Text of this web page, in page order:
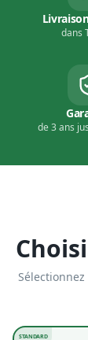
dans
de 3 ans